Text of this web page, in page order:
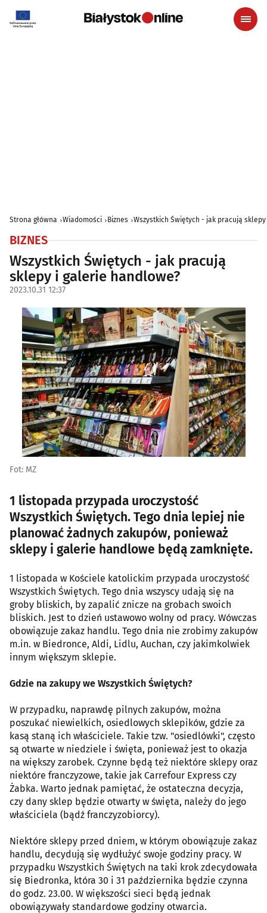
Strona główna Wiadomości Biznes Wszystkich Świętych - jak pracują
BIZNES
Wszystkich Świętych - jak pracują
sklepy i galerie handlowe?
2023.10.31 12:37
Fot: MZ
1 listopada przypada uroczystość
Wszystkich Świętych. Tego dnia lepiej nie
planować żadnych zakupów, ponieważ
sklepy i galerie handlowe będą zamknięte.
1 listopada w Kościele katolickim przypada uroczystość
Wszystkich Świętych. Tego dnia wszyscy udają się na
groby bliskich, by zapalić znicze na grobach swoich
bliskich. Jest to dzień ustawowo wolny od pracy. Wówczas
obowiązuje zakaz handlu. Tego dnia nie zrobimy zakupów
m.in. w Biedronce, Aldi, Lidlu, Auchan, czy jakimkolwiek
innym większym sklepie.
Gdzie na zakupy we Wszystkich Świętych?
W przypadku, naprawdę pilnych zakupów, można
poszukać niewielkich, osiedlowych sklepików, gdzie za
kasą staną ich właściciele. Takie tzw. "osiedlówki", często
są otwarte w niedziele i święta, ponieważ jest to okazja
na większy zarobek. Czynne będą też niektóre sklepy oraz
niektóre franczyzowe, takie jak Carrefour Express czy
Żabka. Warto jednak pamiętać, że ostateczna decyzja,
czy dany sklep będzie otwarty w święta, należy do jego
właściciela (bądź franczyzobiorcy).
Niektóre sklepy przed dniem, w którym obowiązuje zakaz
handlu, decydują się wydłużyć swoje godziny pracy. W
przypadku Wszystkich Świętych na taki krok zdecydowała
się Biedronka, która 30 i 31 października będzie czynna
do godz. 23.00. W większości sieci będą jednak
obowiązywały standardowe godziny otwarcia.